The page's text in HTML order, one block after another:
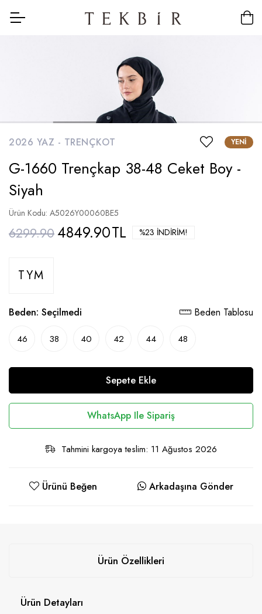
2026 YAZ - TRENÇKOT YENI
G-1660 Trençkap 38-48 Ceket Boy -
Siyah
Ürün Kodu: A5026Y00060BE5
6299.904849.90TL %23 İNDIRIM!
TYM
Beden: Seçilmedi Beden Tablosu
46 38 40 42 44 48
Sepete Ekle
WhatsApp Ile Sipariş
Tahmini kargoya teslim: 11 Ağustos 2026
Ürünü Beğen Arkadaşına Gönder
Ürün Özellikleri
Ürün Detayları